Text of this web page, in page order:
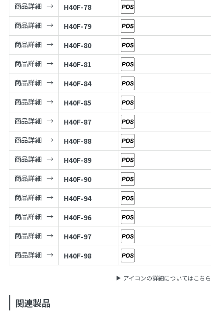
商品詳細
H40F-78
商品詳細
H40F-79
商品詳細
H40F-80
商品詳細
H40F-81
商品詳細
H40F-84
商品詳細
H40F-85
商品詳細
H40F-87
商品詳細
H40F-88
商品詳細
H40F-89
商品詳細
H40F-90
商品詳細
H40F-94
商品詳細
H40F-96
商品詳細
H40F-97
商品詳細
H40F-98
アイコンの詳細についてはこちら
関連製品